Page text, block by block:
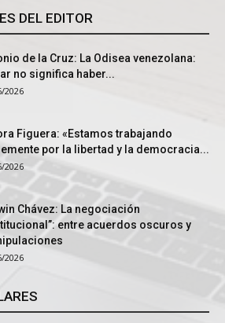
DEL EDITOR
de la Cruz: La Odisea venezolana:
no significa haber...
2026
Figuera: «Estamos trabajando
por la libertad y la democracia...
2026
Chávez: La negociación
entre acuerdos oscuros y
2026